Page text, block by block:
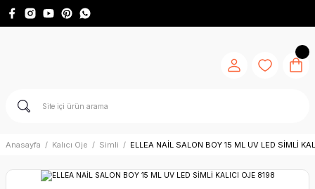
Anasayfa Kalıcı Oje Simli ELLEA NAİL SALON BOY 15 ML UV LED SİMLİ